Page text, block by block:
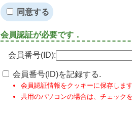
同意する
会員認証が必要です．
会員番号(ID):
会員番号(ID)を記録する.
会員認証情報をクッキーに保存しま
共用のパソコンの場合は、チェック